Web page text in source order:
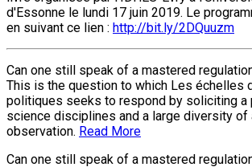
d'Essonne le lundi 17 juin 2019. Le
en suivant ce lien : http://bit.ly/2DQuuzm
Can one still speak of a mastered
This is the question to which Les échelles
politiques seeks to respond by soliciting a
science disciplines and a large diversity of
observation. Read More
Can one still speak of a mastered